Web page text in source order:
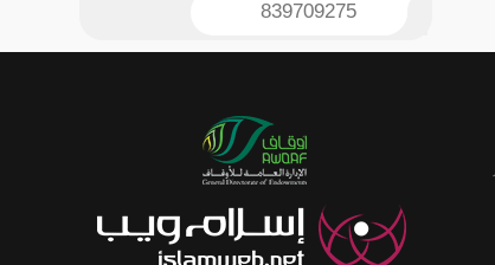
839709275